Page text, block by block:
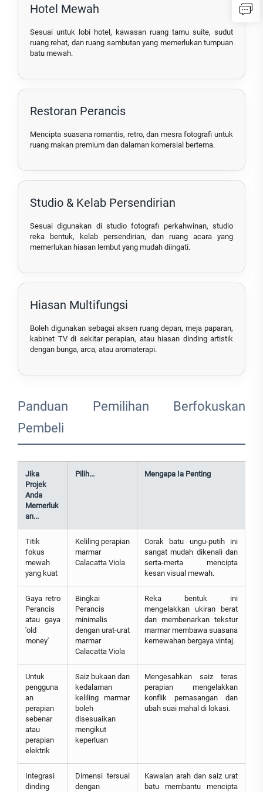
Hotel Mewah
Sesuai untuk lobi hotel, kawasan ruang tamu suite, sudut
ruang rehat, dan ruang sambutan yang memerlukan tumpuan
batu mewah.
Restoran Perancis
Mencipta suasana romantis, retro, dan mesra fotografi untuk
ruang makan premium dan dalaman komersial bertema.
Studio & Kelab Persendirian
Sesuai digunakan di studio fotografi perkahwinan, studio
reka bentuk, kelab persendirian, dan ruang acara yang
memerlukan hiasan lembut yang mudah diingati.
Hiasan Multifungsi
Boleh digunakan sebagai aksen ruang depan, meja paparan,
kabinet TV di sekitar perapian, atau hiasan dinding artistik
dengan bunga, arca, atau aromaterapi.
Panduan Pemilihan Berfokuskan
Pembeli
Jika
Projek
Anda
Memerluk
an...
Pilih... Mengapa Ia Penting
Titik
fokus
mewah
yang kuat
Keliling perapian
marmar
Calacatta Viola
Corak batu ungu-putih ini
sangat mudah dikenali dan
serta-merta mencipta
kesan visual mewah.
Gaya retro
Perancis
atau gaya
'old
money'
Bingkai
Perancis
minimalis
dengan urat-urat
marmar
Calacatta Viola
Reka bentuk ini
mengelakkan ukiran berat
dan membenarkan tekstur
marmar membawa suasana
kemewahan bergaya vintaj.
Untuk
pengguna
an
perapian
sebenar
atau
perapian
elektrik
Saiz bukaan dan
kedalaman
keliling marmar
boleh
disesuaikan
mengikut
keperluan
Mengesahkan saiz teras
perapian mengelakkan
konflik pemasangan dan
ubah suai mahal di lokasi.
Integrasi
dinding
Dimensi tersuai
dengan
Kawalan arah dan saiz urat
batu membantu mencipta